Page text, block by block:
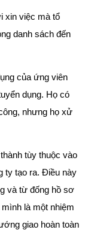
xin việc mà tổ
danh sách đến
của ứng viên
dụng. Họ có
nhưng họ xử
tùy thuộc vào
ty tạo ra. Điều này
và từ đống hồ sơ
là một nhiệm
giao hoàn toàn